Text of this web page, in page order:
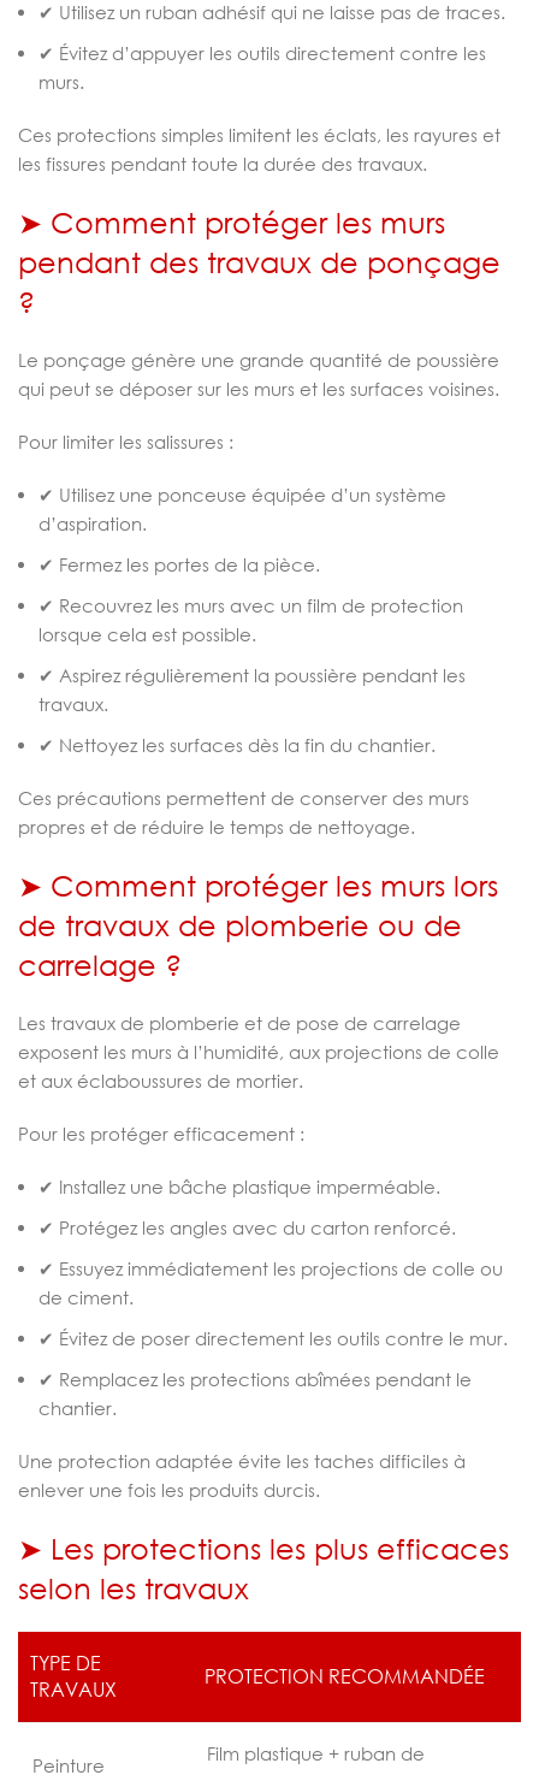
✔ Utilisez un ruban adhésif qui ne laisse pas de traces.
✔ Évitez d’appuyer les outils directement contre les
murs.
Ces protections simples limitent les éclats, les rayures et
les fissures pendant toute la durée des travaux.
➤ Comment protéger les murs
pendant des travaux de ponçage
?
Le ponçage génère une grande quantité de poussière
qui peut se déposer sur les murs et les surfaces voisines.
Pour limiter les salissures :
✔ Utilisez une ponceuse équipée d’un système
d’aspiration.
✔ Fermez les portes de la pièce.
✔ Recouvrez les murs avec un film de protection
lorsque cela est possible.
✔ Aspirez régulièrement la poussière pendant les
travaux.
✔ Nettoyez les surfaces dès la fin du chantier.
Ces précautions permettent de conserver des murs
propres et de réduire le temps de nettoyage.
➤ Comment protéger les murs lors
de travaux de plomberie ou de
carrelage ?
Les travaux de plomberie et de pose de carrelage
exposent les murs à l’humidité, aux projections de colle
et aux éclaboussures de mortier.
Pour les protéger efficacement :
✔ Installez une bâche plastique imperméable.
✔ Protégez les angles avec du carton renforcé.
✔ Essuyez immédiatement les projections de colle ou
de ciment.
✔ Évitez de poser directement les outils contre le mur.
✔ Remplacez les protections abîmées pendant le
chantier.
Une protection adaptée évite les taches difficiles à
enlever une fois les produits durcis.
➤ Les protections les plus efficaces
selon les travaux
TYPE DE
TRAVAUX
PROTECTION RECOMMANDÉE
Peinture
Film plastique + ruban de